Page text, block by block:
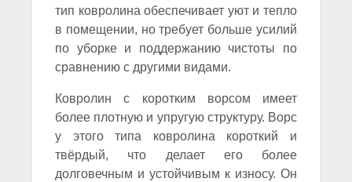
тип ковролина обеспечивает уют и тепло
в помещении, но требует больше усилий
по уборке и поддержанию чистоты по
сравнению с другими видами.
Ковролин с коротким ворсом имеет
более плотную и упругую структуру. Ворс
у этого типа ковролина короткий и
твёрдый, что делает его более
долговечным и устойчивым к износу. Он